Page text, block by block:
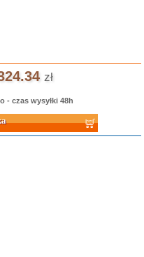
zł
- czas wysyłki 48h